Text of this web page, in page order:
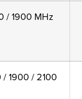
/ 1900 MHz
1900 / 2100